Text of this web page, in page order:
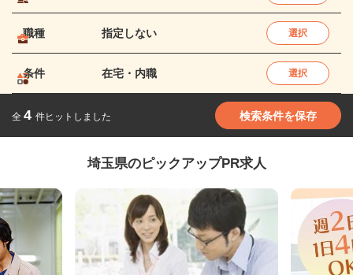
職種 指定しない 選択
条件 在宅・内職 選択
全 4 件ヒットしました 検索条件を保存
埼玉県のピックアップPR求人